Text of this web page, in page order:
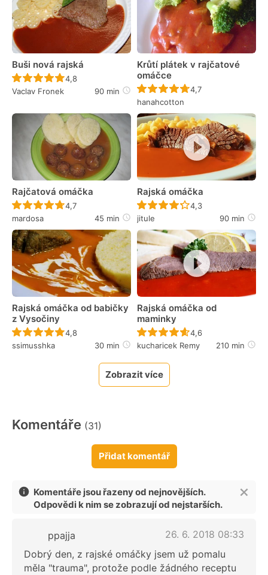
Buši nová rajská
Recept ještě nebyl hodnocen
4,8
Vaclav Fronek
90 min
Krůtí plátek v rajčatové
omáčce
Recept ještě nebyl
4,7
hanahcotton
Rajčatová omáčka
Recept ještě nebyl hodnocen
4,7
mardosa
45 min
Rajská omáčka
Recept ještě nebyl
4,3
jitule
90 min
Rajská omáčka od babičky
z Vysočiny
Recept ještě nebyl hodnocen
4,8
ssimusshka
30 min
Rajská omáčka od
maminky
Recept ještě nebyl
4,6
kucharicek Remy
210 min
Zobrazit více
Komentáře (31)
Přidat komentář
Komentáře jsou řazeny od nejnovějších.
Odpovědi k nim se zobrazují od nejstarších.
ppajja
26. 6. 2018 08:33
Dobrý den, z rajské omáčky jsem už pomalu
měla "trauma", protože podle žádného receptu